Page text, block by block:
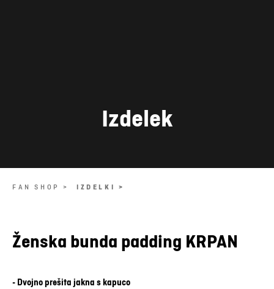
Izdelek
FAN SHOP > IZDELKI >
Ženska bunda padding KRPAN
- Dvojno prešita jakna s kapuco